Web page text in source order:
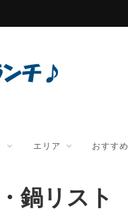
エリア おすすめ
鍋リスト